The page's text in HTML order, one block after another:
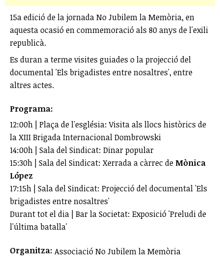
15a edició de la jornada No Jubilem la Memòria, en
aquesta ocasió en commemoració als 80 anys de l'exili
republicà.
Es duran a terme visites guiades o la projecció del
documental 'Els brigadistes entre nosaltres', entre
altres actes.
Programa:
12:00h | Plaça de l'església: Visita als llocs històrics de
la XIII Brigada Internacional Dombrowski
14:00h | Sala del Sindicat: Dinar popular
15:30h | Sala del Sindicat: Xerrada a càrrec de Mònica
López
17:15h | Sala del Sindicat: Projecció del documental 'Els
brigadistes entre nosaltres'
Durant tot el dia | Bar la Societat: Exposició 'Preludi de
l'última batalla'
Organitza: Associació No Jubilem la Memòria